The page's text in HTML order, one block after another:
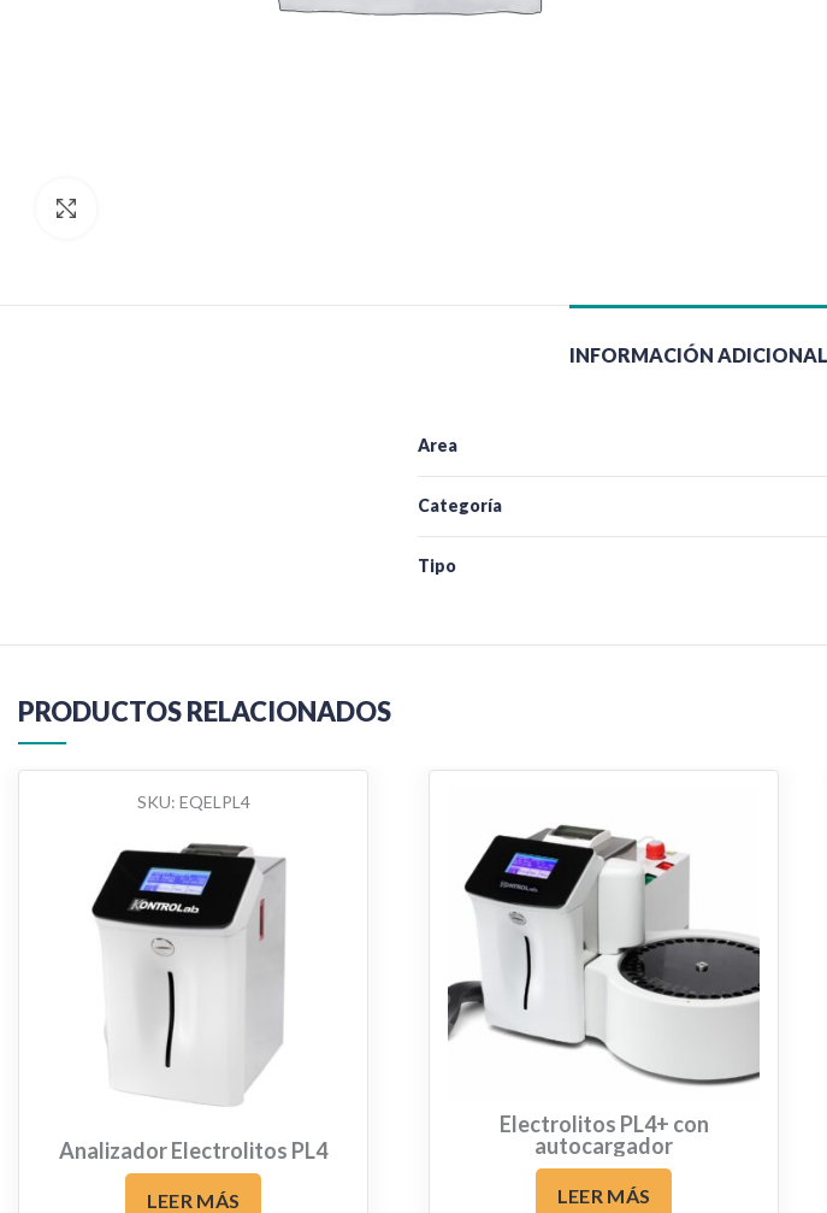
INFORMACIÓN ADICIONAL
Area
Categoría
Tipo
PRODUCTOS RELACIONADOS
SKU: EQELPL4
Analizador Electrolitos PL4
LEER MÁS
Electrolitos PL4+ con
autocargador
LEER MÁS